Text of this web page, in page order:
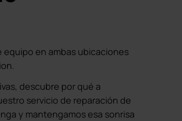
equipo en ambas ubicaciones
descubre por qué a
servicio de reparación de
y mantengamos esa sonrisa